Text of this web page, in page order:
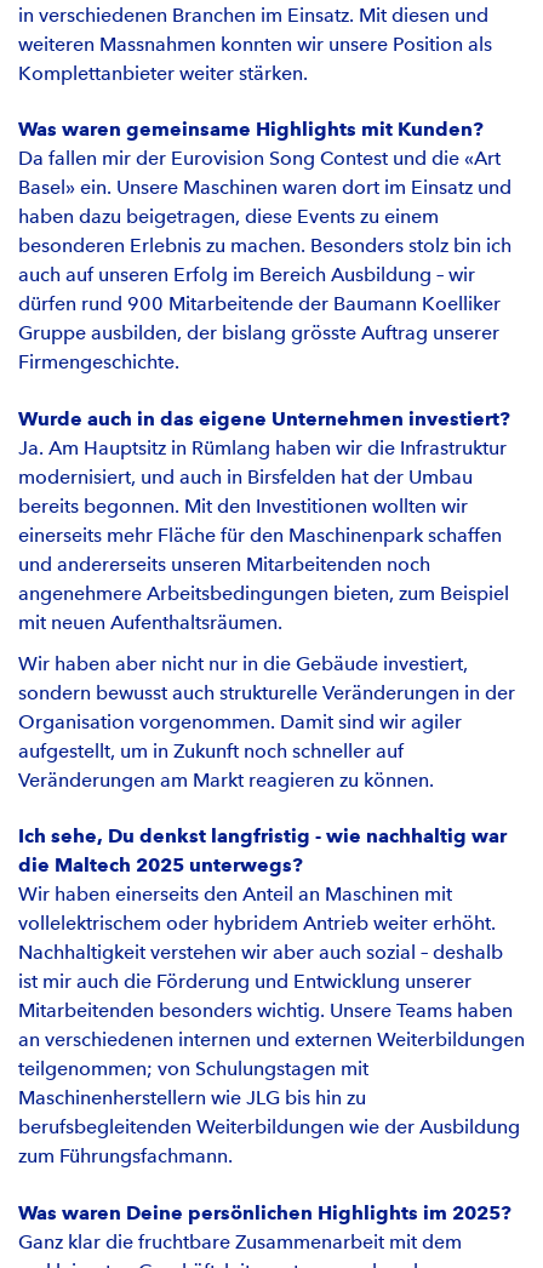
in verschiedenen Branchen im Einsatz. Mit diesen und
weiteren Massnahmen konnten wir unsere Position als
Komplettanbieter weiter stärken.
Was waren gemeinsame Highlights mit Kunden?
Da fallen mir der Eurovision Song Contest und die «Art
Basel» ein. Unsere Maschinen waren dort im Einsatz und
haben dazu beigetragen, diese Events zu einem
besonderen Erlebnis zu machen. Besonders stolz bin ich
auch auf unseren Erfolg im Bereich Ausbildung – wir
dürfen rund 900 Mitarbeitende der Baumann Koelliker
Gruppe ausbilden, der bislang grösste Auftrag unserer
Firmengeschichte.
Wurde auch in das eigene Unternehmen investiert?
Ja. Am Hauptsitz in Rümlang haben wir die Infrastruktur
modernisiert, und auch in Birsfelden hat der Umbau
bereits begonnen. Mit den Investitionen wollten wir
einerseits mehr Fläche für den Maschinenpark schaffen
und andererseits unseren Mitarbeitenden noch
angenehmere Arbeitsbedingungen bieten, zum Beispiel
mit neuen Aufenthaltsräumen.
Wir haben aber nicht nur in die Gebäude investiert,
sondern bewusst auch strukturelle Veränderungen in der
Organisation vorgenommen. Damit sind wir agiler
aufgestellt, um in Zukunft noch schneller auf
Veränderungen am Markt reagieren zu können.
Ich sehe, Du denkst langfristig - wie nachhaltig war
die Maltech 2025 unterwegs?
Wir haben einerseits den Anteil an Maschinen mit
vollelektrischem oder hybridem Antrieb weiter erhöht.
Nachhaltigkeit verstehen wir aber auch sozial – deshalb
ist mir auch die Förderung und Entwicklung unserer
Mitarbeitenden besonders wichtig. Unsere Teams haben
an verschiedenen internen und externen Weiterbildungen
teilgenommen; von Schulungstagen mit
Maschinenherstellern wie JLG bis hin zu
berufsbegleitenden Weiterbildungen wie der Ausbildung
zum Führungsfachmann.
Was waren Deine persönlichen Highlights im 2025?
Ganz klar die fruchtbare Zusammenarbeit mit dem